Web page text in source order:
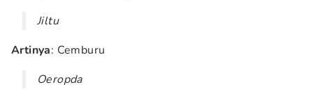
Jiltu
Artinya: Cemburu
Oeropda